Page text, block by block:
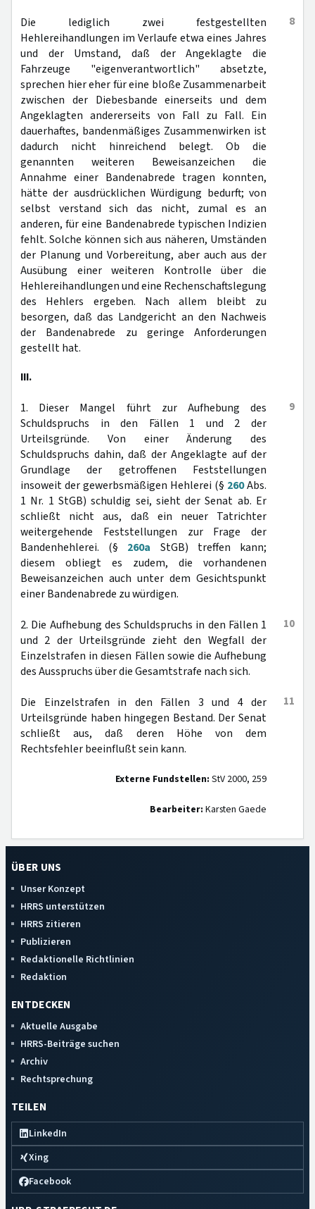
8
Die lediglich zwei festgestellten
Hehlereihandlungen im Verlaufe etwa eines Jahres
und der Umstand, daß der Angeklagte die
Fahrzeuge "eigenverantwortlich" absetzte,
sprechen hier eher für eine bloße Zusammenarbeit
zwischen der Diebesbande einerseits und dem
Angeklagten andererseits von Fall zu Fall. Ein
dauerhaftes, bandenmäßiges Zusammenwirken ist
dadurch nicht hinreichend belegt. Ob die
genannten weiteren Beweisanzeichen die
Annahme einer Bandenabrede tragen konnten,
hätte der ausdrücklichen Würdigung bedurft; von
selbst verstand sich das nicht, zumal es an
anderen, für eine Bandenabrede typischen Indizien
fehlt. Solche können sich aus näheren, Umständen
der Planung und Vorbereitung, aber auch aus der
Ausübung einer weiteren Kontrolle über die
Hehlereihandlungen und eine Rechenschaftslegung
des Hehlers ergeben. Nach allem bleibt zu
besorgen, daß das Landgericht an den Nachweis
der Bandenabrede zu geringe Anforderungen
gestellt hat.
III.
9
1. Dieser Mangel führt zur Aufhebung des
Schuldspruchs in den Fällen 1 und 2 der
Urteilsgründe. Von einer Änderung des
Schuldspruchs dahin, daß der Angeklagte auf der
Grundlage der getroffenen Feststellungen
insoweit der gewerbsmäßigen Hehlerei (§ 260Abs.
1 Nr. 1 StGB) schuldig sei, sieht der Senat ab. Er
schließt nicht aus, daß ein neuer Tatrichter
weitergehende Feststellungen zur Frage der
Bandenhehlerei. (§ 260a StGB) treffen kann;
diesem obliegt es zudem, die vorhandenen
Beweisanzeichen auch unter dem Gesichtspunkt
einer Bandenabrede zu würdigen.
10
2. Die Aufhebung des Schuldspruchs in den Fällen 1
und 2 der Urteilsgründe zieht den Wegfall der
Einzelstrafen in diesen Fällen sowie die Aufhebung
des Ausspruchs über die Gesamtstrafe nach sich.
11
Die Einzelstrafen in den Fällen 3 und 4 der
Urteilsgründe haben hingegen Bestand. Der Senat
schließt aus, daß deren Höhe von dem
Rechtsfehler beeinflußt sein kann.
Externe Fundstellen: StV 2000, 259
Bearbeiter: Karsten Gaede
ÜBER UNS
Unser Konzept
HRRS unterstützen
HRRS zitieren
Publizieren
Redaktionelle Richtlinien
Redaktion
ENTDECKEN
Aktuelle Ausgabe
HRRS-Beiträge suchen
Archiv
Rechtsprechung
TEILEN
LinkedIn
Xing
Facebook